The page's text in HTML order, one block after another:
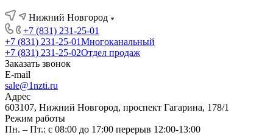
Нижний Новгород
+7 (831) 231-25-01
+7 (831) 231-25-01Многоканальный
+7 (831) 231-25-02Отдел продаж
Заказать звонок
E-mail
sale@1nzti.ru
Адрес
603107, Нижний Новгород, проспект Гагарина, 178/1
Режим работы
Пн. – Пт.: с 08:00 до 17:00 перерыв 12:00-13:00